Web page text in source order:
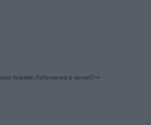
feladat: Felismered a verset?